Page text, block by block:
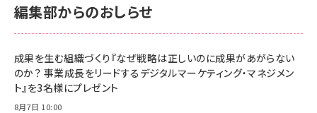
anan(アンアン)2026/06/24号 No.2500増刊
スペシャルエディション[王道エンタメの矜持／
￥1,100
anan(アンアン)2026/07/08号 No.2502[2026
NIMASO ガラスフィルム iPhone 17 用 保護フィ
すい ガイド枠付き いPhone17 (6.3インチ) 対応
2枚セット DSP25F1698
￥1,599
Amazon eギフトカード - Amazonロゴ - クラ
￥5,000
Anker PowerLine III Flow USB-C & USB-C
編集部からのおしらせ
成果を生む組織づくり『なぜ戦略は正しいのに成果があがらない
のか？ 事業成長をリードするデジタルマーケティング・マネジメン
ト』を3名様にプレゼント
8月7日 10:00